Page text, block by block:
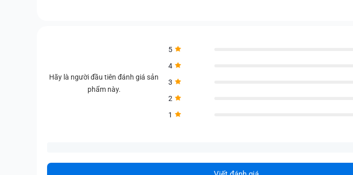
Hãy là người đầu tiên đánh giá sản
phẩm này.
5
4
3
2
1